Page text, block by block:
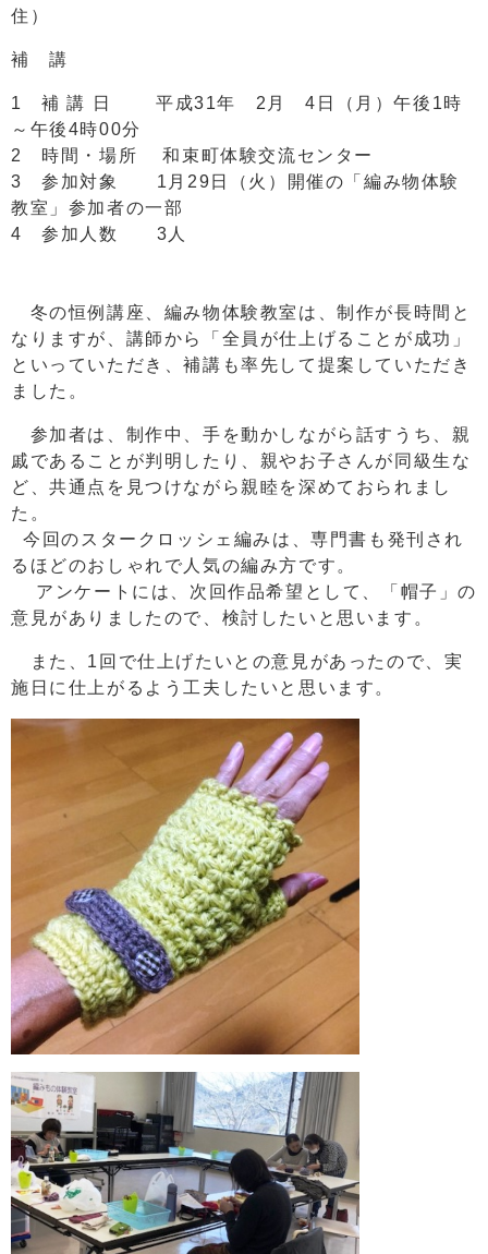
住）
補 講
1 補 講 日 平成31年 2月 4日（月）午後1時
～午後4時00分
2 時間・場所 和束町体験交流センター
3 参加対象 1月29日（火）開催の「編み物体験
教室」参加者の一部
4 参加人数 3人
冬の恒例講座、編み物体験教室は、制作が長時間と
なりますが、講師から「全員が仕上げることが成功」
といっていただき、補講も率先して提案していただき
ました。
参加者は、制作中、手を動かしながら話すうち、親
戚であることが判明したり、親やお子さんが同級生な
ど、共通点を見つけながら親睦を深めておられまし
た。
今回のスタークロッシェ編みは、専門書も発刊され
るほどのおしゃれで人気の編み方です。
アンケートには、次回作品希望として、「帽子」の
意見がありましたので、検討したいと思います。
また、1回で仕上げたいとの意見があったので、実
施日に仕上がるよう工夫したいと思います。